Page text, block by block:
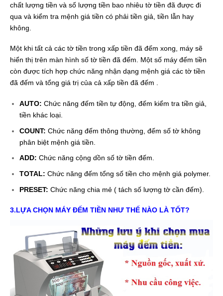
chất lượng tiền và số lượng tiền bao nhiêu tờ tiền đã được đi
qua và kiểm tra mệnh giá tiền có phải tiền giả, tiền lẫn hay
không.
Một khi tất cả các tờ tiền trong xấp tiền đã đếm xong, máy sẽ
hiển thị trên màn hình số tờ tiền đã đếm. Một số máy đếm tiền
còn được tích hợp chức năng nhận dạng mệnh giá các tờ tiền
đã đếm và tổng giá trị của cả xấp tiền đã đếm .
AUTO: Chức năng đếm tiền tự động, đếm kiểm tra tiền giả,
tiền khác loại.
COUNT: Chức năng đếm thông thường, đếm số tờ không
phân biệt mệnh giá tiền.
ADD: Chức năng cộng dồn số tờ tiền đếm.
TOTAL: Chức năng đếm tổng số tiền cho mệnh giá polymer.
PRESET: Chức năng chia mẻ ( tách số lượng tờ cần đếm).
3.LỰA CHỌN MÁY ĐẾM TIỀN NHƯ THẾ NÀO LÀ TỐT?